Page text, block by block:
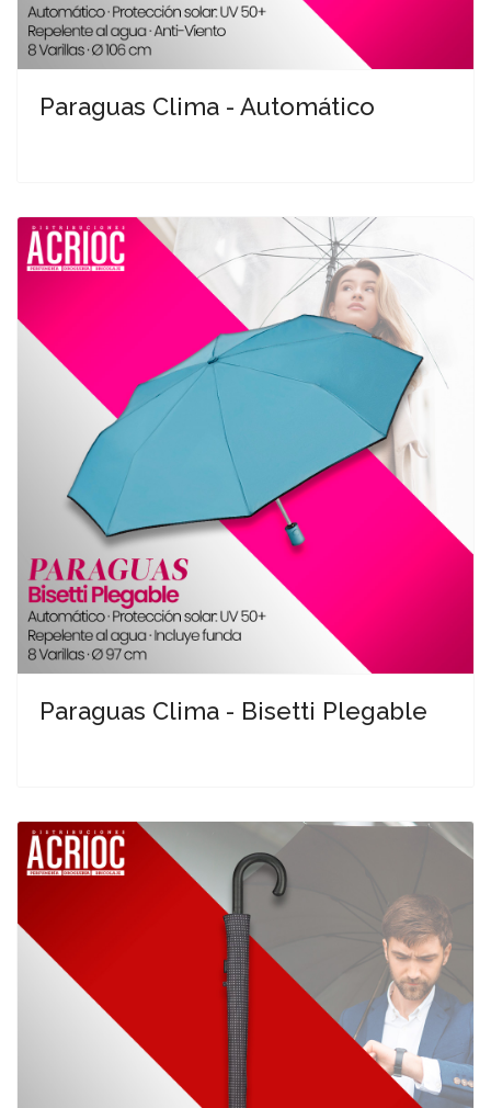
Paraguas Clima - Automático
Paraguas Clima - Bisetti Plegable